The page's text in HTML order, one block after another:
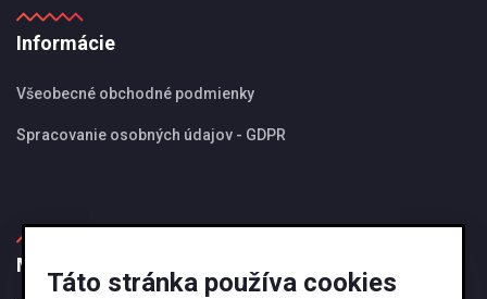
Informácie
Všeobecné obchodné podmienky
Spracovanie osobných údajov - GDPR
MBS Magazín
Táto stránka používa cookies